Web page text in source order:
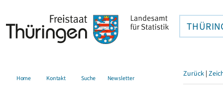
Home Kontakt Suche Newsletter Zurück |